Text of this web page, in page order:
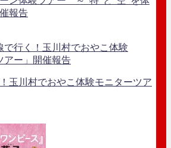
報告
玉川村でおやこ体験モニターツア